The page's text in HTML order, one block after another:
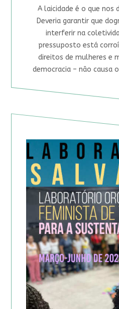
A laicidade é o que nos
Deveria garantir que
interferir na
pressuposto está
direitos de mulheres e
democracia – não causa